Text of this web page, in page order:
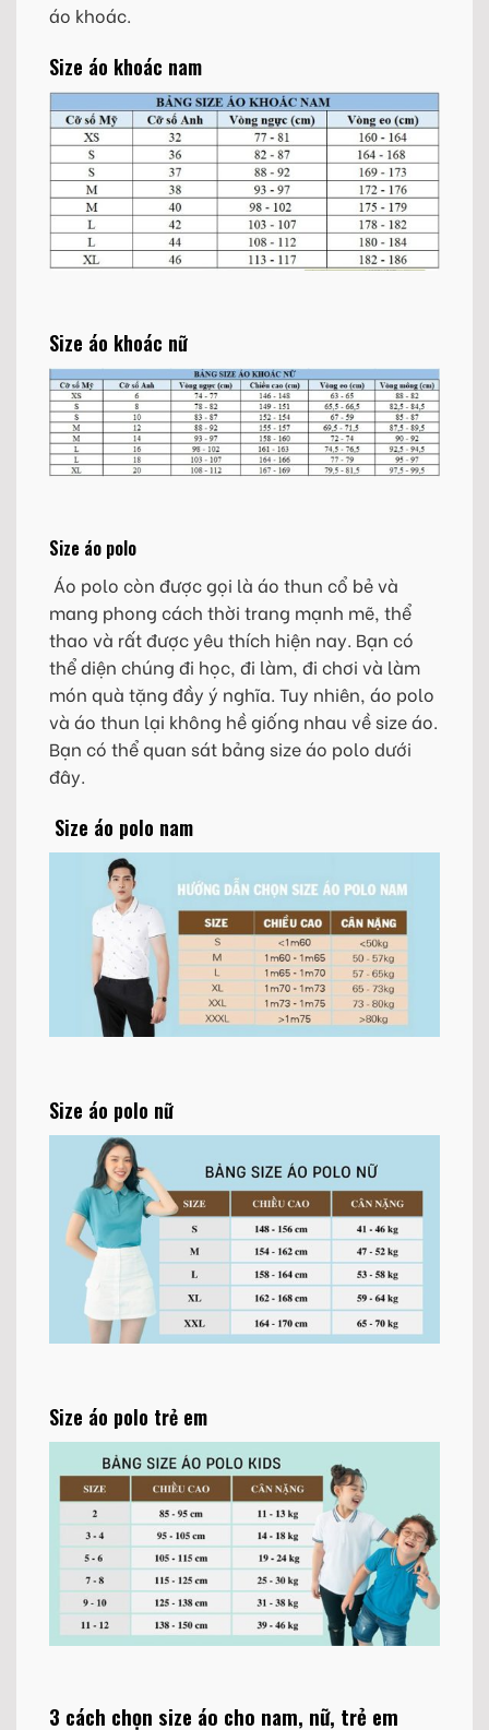
áo khoác.
Size áo khoác nam
Size áo khoác nữ
Size áo polo
Áo polo còn được gọi là áo thun cổ bẻ và
mang phong cách thời trang mạnh mẽ, thể
thao và rất được yêu thích hiện nay. Bạn có
thể diện chúng đi học, đi làm, đi chơi và làm
món quà tặng đầy ý nghĩa. Tuy nhiên, áo polo
và áo thun lại không hề giống nhau về size áo.
Bạn có thể quan sát bảng size áo polo dưới
đây.
Size áo polo nam
Size áo polo nữ
Size áo polo trẻ em
3 cách chọn size áo cho nam, nữ, trẻ em